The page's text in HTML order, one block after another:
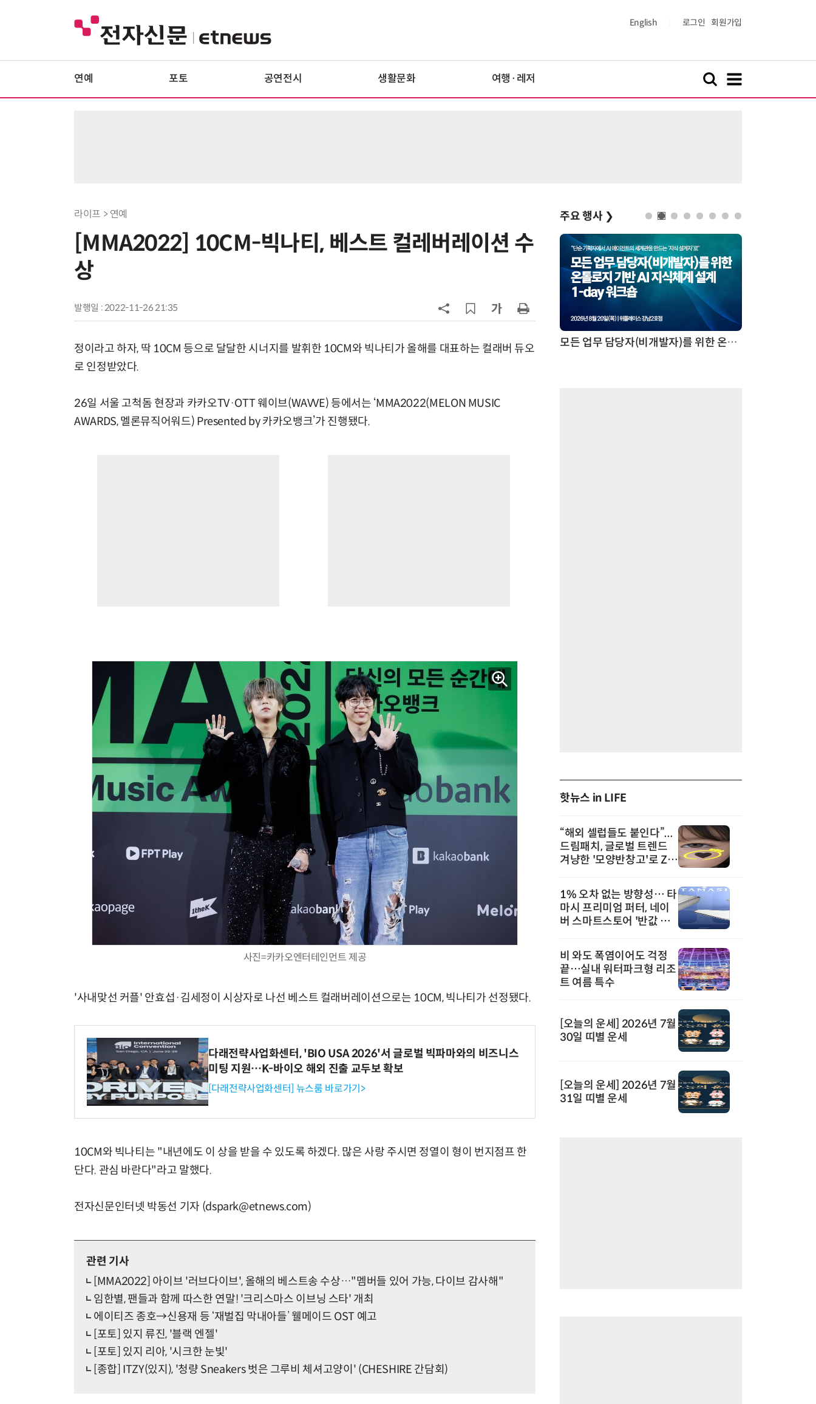
English 로그인 회원가입
연예 포토 공연전시 생활문화 여행·레저
라이프 > 연예
[MMA2022] 10CM-빅나티, 베스트 컬레버레이션 수
상
발행일 : 2022-11-26 21:35
정이라고 하자, 딱 10CM 등으로 달달한 시너지를 발휘한 10CM와 빅나티가 올해를 대표하는 컬래버 듀오
로 인정받았다.
26일 서울 고척돔 현장과 카카오TV·OTT 웨이브(WAVVE) 등에서는 ‘MMA2022(MELON MUSIC
AWARDS, 멜론뮤직어워드) Presented by 카카오뱅크’가 진행됐다.
사진=카카오엔터테인먼트 제공
'사내맞선 커플' 안효섭·김세정이 시상자로 나선 베스트 컬래버레이션으로는 10CM, 빅나티가 선정됐다.
다래전략사업화센터, 'BIO USA 2026'서 글로벌 빅파마와의 비즈니스
미팅 지원…K-바이오 해외 진출 교두보 확보
[다래전략사업화센터] 뉴스룸 바로가기>
10CM와 빅나티는 "내년에도 이 상을 받을 수 있도록 하겠다. 많은 사랑 주시면 정열이 형이 번지점프 한
단다. 관심 바란다"라고 말했다.
전자신문인터넷 박동선 기자 (dspark@etnews.com)
관련 기사
[MMA2022] 아이브 '러브다이브', 올해의 베스트송 수상…"멤버들 있어 가능, 다이브 감사해"
임한별, 팬들과 함께 따스한 연말! '크리스마스 이브닝 스타' 개최
에이티즈 종호→신용재 등 ‘재벌집 막내아들’ 웰메이드 OST 예고
[포토] 있지 류진, '블랙 엔젤'
[포토] 있지 리아, '시크한 눈빛'
[종합] ITZY(있지), '청량 Sneakers 벗은 그루비 체셔고양이' (CHESHIRE 간담회)
주요 행사 ❯
AI × Design : UX 디자이너의 5가지 생존 전략과 실전 대응 현업에서 바로 쓰는 "하네스 엔지니어링" 실습 교육 모든 업무 담당자(비개발자)를 위한 온톨로지 기반 AI 지식체계 설계 1-day 워크숍
핫뉴스 in LIFE
“해외 셀럽들도 붙인다”...
드림패치, 글로벌 트렌드
겨냥한 '모양반창고'로 Z세
1% 오차 없는 방향성… 타
마시 프리미엄 퍼터, 네이
버 스마트스토어 '반값 할
비 와도 폭염이어도 걱정
끝…실내 워터파크형 리조
트 여름 특수
[오늘의 운세] 2026년 7월
30일 띠별 운세
[오늘의 운세] 2026년 7월
31일 띠별 운세